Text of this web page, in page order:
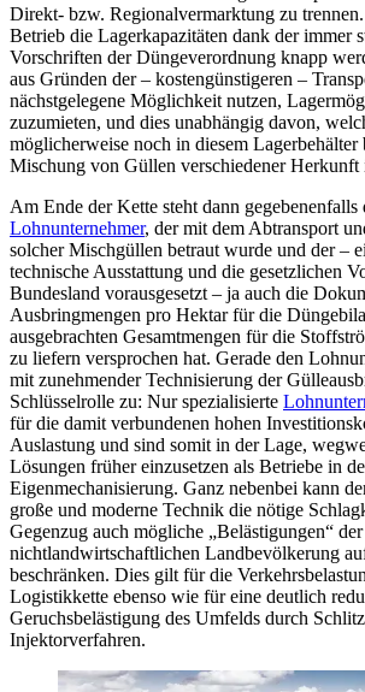
Direkt- bzw. Regionalvermarktung zu
Betrieb die Lagerkapazitäten dank der immer
Vorschriften der Düngeverordnung knapp
aus Gründen der – kostengünstigeren –
nächstgelegene Möglichkeit nutzen,
zuzumieten, und dies unabhängig davon,
möglicherweise noch in diesem
Mischung von Güllen verschiedener Herkunft
Am Ende der Kette steht dann gegebenenfalls
Lohnunternehmer, der mit dem Abtransport
solcher Mischgüllen betraut wurde und der –
technische Ausstattung und die gesetzlichen
Bundesland vorausgesetzt – ja auch die
Ausbringmengen pro Hektar für die
ausgebrachten Gesamtmengen für die
zu liefern versprochen hat. Gerade den
mit zunehmender Technisierung der
Schlüsselrolle zu: Nur spezialisierte
für die damit verbundenen hohen
Auslastung und sind somit in der Lage,
Lösungen früher einzusetzen als Betriebe in
Eigenmechanisierung. Ganz nebenbei kann
große und moderne Technik die nötige
Gegenzug auch mögliche „Belästigungen“ der
nichtlandwirtschaftlichen Landbevölkerung
beschränken. Dies gilt für die
Logistikkette ebenso wie für eine deutlich
Geruchsbelästigung des Umfelds durch
Injektorverfahren.